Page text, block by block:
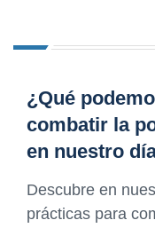
¿Qué
combatir la
en nuestro
Descubre en
prácticas para